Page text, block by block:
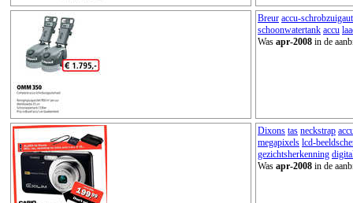
Breur accu-
schoonwatertank accu
Was apr-2008 in de
Dixons tas neckstrap
megapixels lcd-
gezichtsherkenning
Was apr-2008 in de